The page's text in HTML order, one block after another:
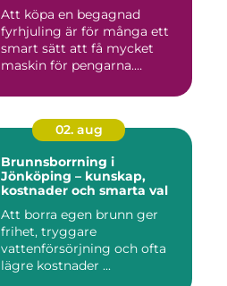
Att köpa en begagnad
fyrhjuling är för många ett
smart sätt att få mycket
maskin för pengarna.
02. aug
Brunnsborrning i
Jönköping – kunskap,
kostnader och smarta val
Att borra egen brunn ger
frihet, tryggare
vattenförsörjning och ofta
lägre kostnader ...